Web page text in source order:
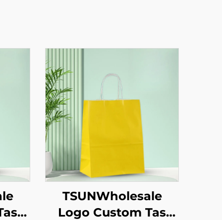
TSUNWholesale
Logo Custom Tas